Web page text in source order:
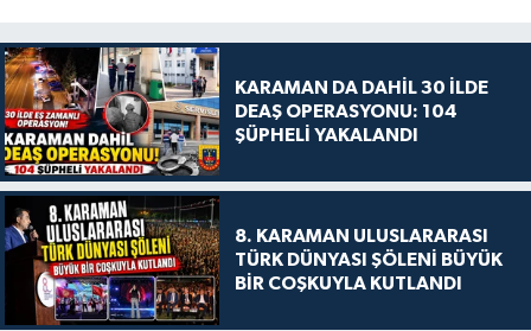
KARAMAN DA DAHİL 30 İLDE
DEAŞ OPERASYONU: 104
ŞÜPHELİ YAKALANDI
8. KARAMAN ULUSLARARASI
TÜRK DÜNYASI ŞÖLENİ BÜYÜK
BİR COŞKUYLA KUTLANDI